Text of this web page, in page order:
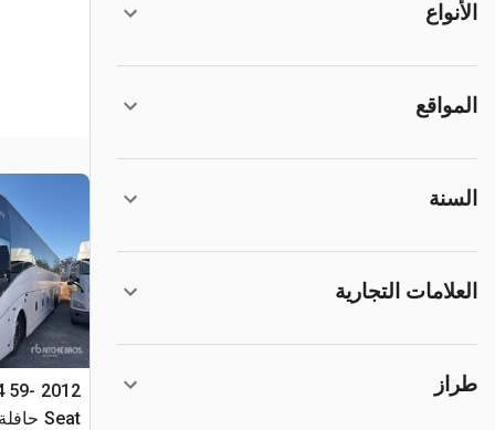
الأنواع
المواقع
السنة
العلامات التجارية
طراز
59-
Seat حافلة سياحية